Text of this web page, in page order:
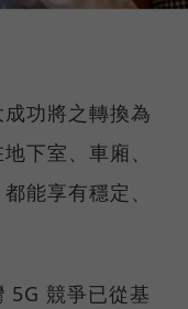
功將之轉換為
下室、車廂、
能享有穩定、
5G 競爭已從基